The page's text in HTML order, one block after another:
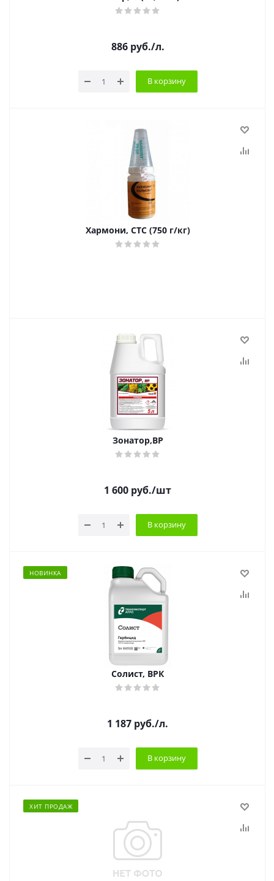
886руб./л.
В корзину
Хармони, СТС (750 г/кг)
Зонатор,ВР
1 600 руб./шт
В корзину
НОВИНКА
Солист, ВРК
1 187 руб./л.
В корзину
ХИТ ПРОДАЖ